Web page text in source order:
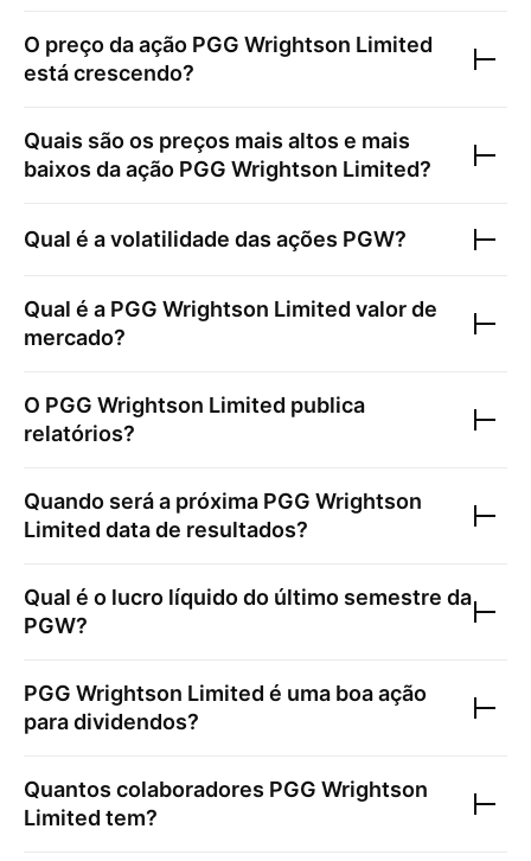
O preço da ação PGG Wrightson Limited
está crescendo?
Quais são os preços mais altos e mais
baixos da ação PGG Wrightson Limited?
Qual é a volatilidade das ações PGW?
Qual é a PGG Wrightson Limited valor de
mercado?
O PGG Wrightson Limited publica
relatórios?
Quando será a próxima PGG Wrightson
Limited data de resultados?
Qual é o lucro líquido do último semestre da
PGW?
PGG Wrightson Limited é uma boa ação
para dividendos?
Quantos colaboradores PGG Wrightson
Limited tem?